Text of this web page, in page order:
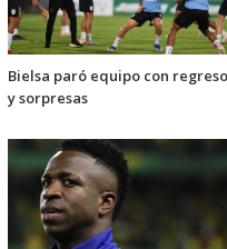
Bielsa paró equipo con
y sorpresas